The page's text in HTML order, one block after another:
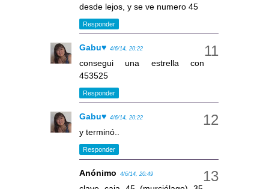
desde lejos, y se ve numero 45
Responder
Gabu♥ 4/6/14, 20:22
consegui una estrella con
453525
Responder
Gabu♥ 4/6/14, 20:22
y terminó..
Responder
Anónimo 4/6/14, 20:49